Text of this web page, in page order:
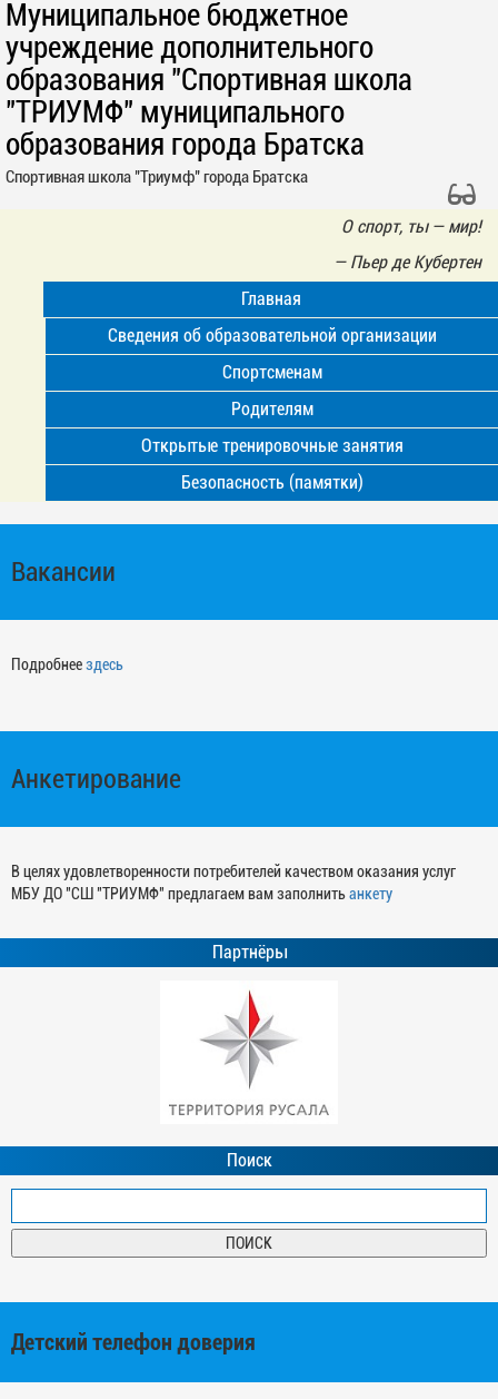
Муниципальное бюджетное
учреждение дополнительного
образования "Спортивная школа
"ТРИУМФ" муниципального
образования города Братска
Спортивная школа "Триумф" города Братска
О спорт, ты — мир!
— Пьер де Кубертен
Главная
Сведения об образовательной организации
Спортсменам
Родителям
Открытые тренировочные занятия
Безопасность (памятки)
Вакансии
Подробнеездесь
Анкетирование
В целях удовлетворенности потребителей качеством оказания услуг
МБУ ДО "СШ "ТРИУМФ" предлагаем вам заполнитьанкету
Партнёры
Поиск
Детский телефон доверия